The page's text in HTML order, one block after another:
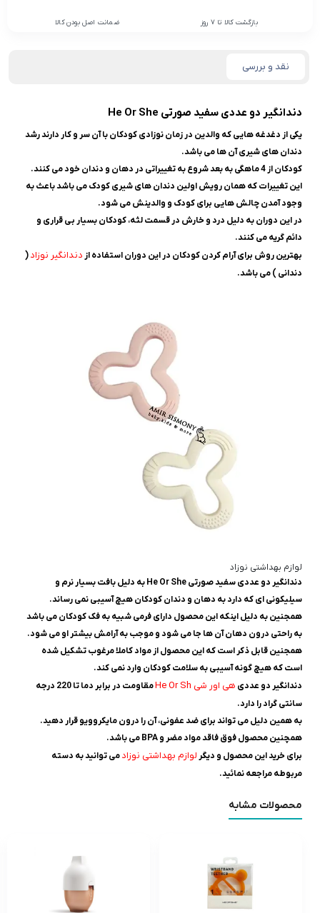
بازگشت کالا تا 7 روز ضمانت اصل بودن کالا
نقد و بررسی
دندانگیر دو عددی سفید صورتی He Or She
یکی از دغدغه هایی که والدین در زمان نوزادی کودکان با آن سر و کار دارند رشد
دندان های شیری آن ها می باشد.
کودکان از 4 ماهگی به بعد شروع به تغییراتی در دهان و دندان خود می کنند.
این تغییرات که همان رویش اولین دندان های شیری کودک می باشد باعث به
وجود آمدن چالش هایی برای کودک و والدینش می شود.
در این دوران به دلیل درد و خارش در قسمت لثه، کودکان بسیار بی قراری و
دائم گریه می کنند.
بهترین روش برای آرام کردن کودکان در این دوران استفاده از دندانگیر نوزاد(
دندانی ) می باشد.
لوازم بهداشتی نوزاد
دندانگیر دو عددی سفید صورتی He Or She به دلیل بافت بسیار نرم و
سیلیکونی ای که دارد به دهان و دندان کودکان هیچ آسیبی نمی رساند.
همجنین به دلیل اینکه این محصول دارای فرمی شبیه به فک کودکان می باشد
به راحتی درون دهان آن ها جا می شود و موجب به آرامش بیشتر او می شود.
همجنین قابل ذکر است که این محصول از مواد کاملا مرغوب تشکیل شده
است که هیچ گونه آسیبی به سلامت کودکان وارد نمی کند.
دندانگیر دو عددی هی اور شی He Or Sh
مقاومت در برابر دما تا 220 درجه
سانتی گراد را دارد.
به همین دلیل می تواند برای ضد عفونی، آن را درون مایکروویو قرار دهید.
همچنین محصول فوق فاقد مواد مضر و BPA می باشد.
برای خرید این محصول و دیگر لوازم بهداشتی نوزادمی توانید به دسته
مربوطه مراجعه نمائید.
محصولات مشابه